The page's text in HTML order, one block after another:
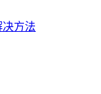
决方法